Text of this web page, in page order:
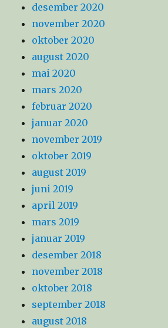
desember 2020
november 2020
oktober 2020
august 2020
mai 2020
mars 2020
februar 2020
januar 2020
november 2019
oktober 2019
august 2019
juni 2019
april 2019
mars 2019
januar 2019
desember 2018
november 2018
oktober 2018
september 2018
august 2018